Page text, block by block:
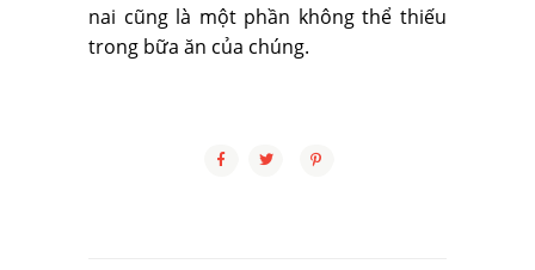
nai cũng là một phần không thể thiếu
trong bữa ăn của chúng.